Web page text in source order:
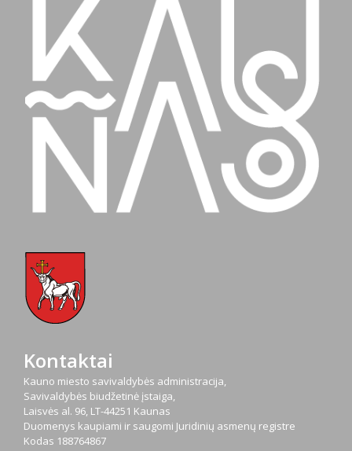
Kontaktai
Kauno miesto savivaldybės administracija,
Savivaldybės biudžetinė įstaiga,
Laisvės al. 96, LT-44251 Kaunas
Duomenys kaupiami ir saugomi Juridinių asmenų registre
Kodas 188764867